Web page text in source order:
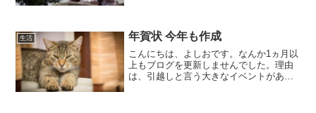
生活 年賀状 今年も作成
こんにちは、よしおです。なんか1ヵ月以
上もブログを更新しませんでした。理由
は、引越しと言う大きなイベントがあっ